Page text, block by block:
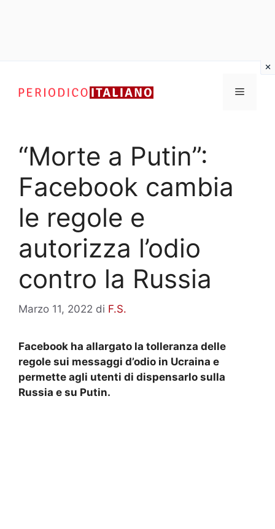
contenuto
Menu
“Morte a Putin”:
Facebook cambia
le regole e
autorizza l’odio
contro la Russia
Marzo 11, 2022 di F.S.
Facebook ha allargato la tolleranza delle
regole sui messaggi d’odio in Ucraina e
permette agli utenti di dispensarlo sulla
Russia e su Putin.